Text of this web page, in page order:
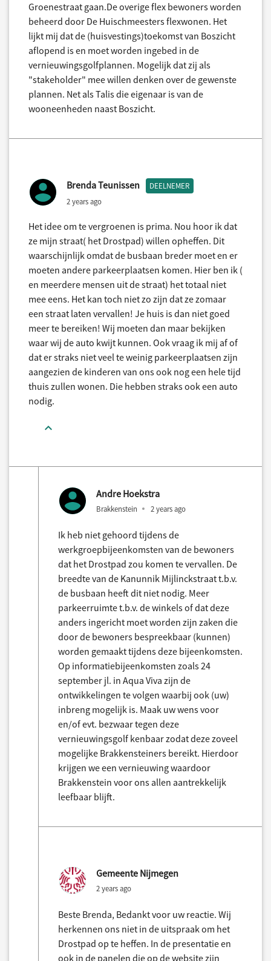
Groenestraat gaan.De overige flex bewoners worden
beheerd door De Huischmeesters flexwonen. Het
lijkt mij dat de (huisvestings)toekomst van Boszicht
aflopend is en moet worden ingebed in de
vernieuwingsgolfplannen. Mogelijk dat zij als
"stakeholder" mee willen denken over de gewenste
plannen. Net als Talis die eigenaar is van de
wooneenheden naast Boszicht.
Brenda Teunissen DEELNEMER
2 years ago
Het idee om te vergroenen is prima. Nou hoor ik dat
ze mijn straat( het Drostpad) willen opheffen. Dit
waarschijnlijk omdat de busbaan breder moet en er
moeten andere parkeerplaatsen komen. Hier ben ik (
en meerdere mensen uit de straat) het totaal niet
mee eens. Het kan toch niet zo zijn dat ze zomaar
een straat laten vervallen! Je huis is dan niet goed
meer te bereiken! Wij moeten dan maar bekijken
waar wij de auto kwijt kunnen. Ook vraag ik mij af of
dat er straks niet veel te weinig parkeerplaatsen zijn
aangezien de kinderen van ons ook nog een hele tijd
thuis zullen wonen. Die hebben straks ook een auto
nodig.
Andre Hoekstra
Brakkenstein 2 years ago
Ik heb niet gehoord tijdens de
werkgroepbijeenkomsten van de bewoners
dat het Drostpad zou komen te vervallen. De
breedte van de Kanunnik Mijlinckstraat t.b.v.
de busbaan heeft dit niet nodig. Meer
parkeerruimte t.b.v. de winkels of dat deze
anders ingericht moet worden zijn zaken die
door de bewoners bespreekbaar (kunnen)
worden gemaakt tijdens deze bijeenkomsten.
Op informatiebijeenkomsten zoals 24
september jl. in Aqua Viva zijn de
ontwikkelingen te volgen waarbij ook (uw)
inbreng mogelijk is. Maak uw wens voor
en/of evt. bezwaar tegen deze
vernieuwingsgolf kenbaar zodat deze zoveel
mogelijke Brakkensteiners bereikt. Hierdoor
krijgen we een vernieuwing waardoor
Brakkenstein voor ons allen aantrekkelijk
leefbaar blijft.
Gemeente Nijmegen
2 years ago
Beste Brenda, Bedankt voor uw reactie. Wij
herkennen ons niet in de uitspraak om het
Drostpad op te heffen. In de presentatie en
ook in de panelen die op de website zijn